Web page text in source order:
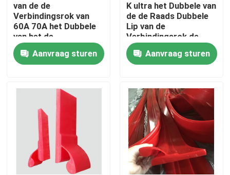
Producten
Videos
Over ons
Fabrieksreis
Kwaliteitscontrole
van de de
Verbindingsrok van
60A 70A het Dubbele
van het de
Raadspolyurethaan Pu
de Riemtransportband
Begrenzen
Aanvraag sturen
K ultra het Dubbele van
de de Raads Dubbele
Lip van de
Verbindingsrok de
Riem van het de Rok
Rubberpolyurethaan
Begrenzen
Aanvraag sturen